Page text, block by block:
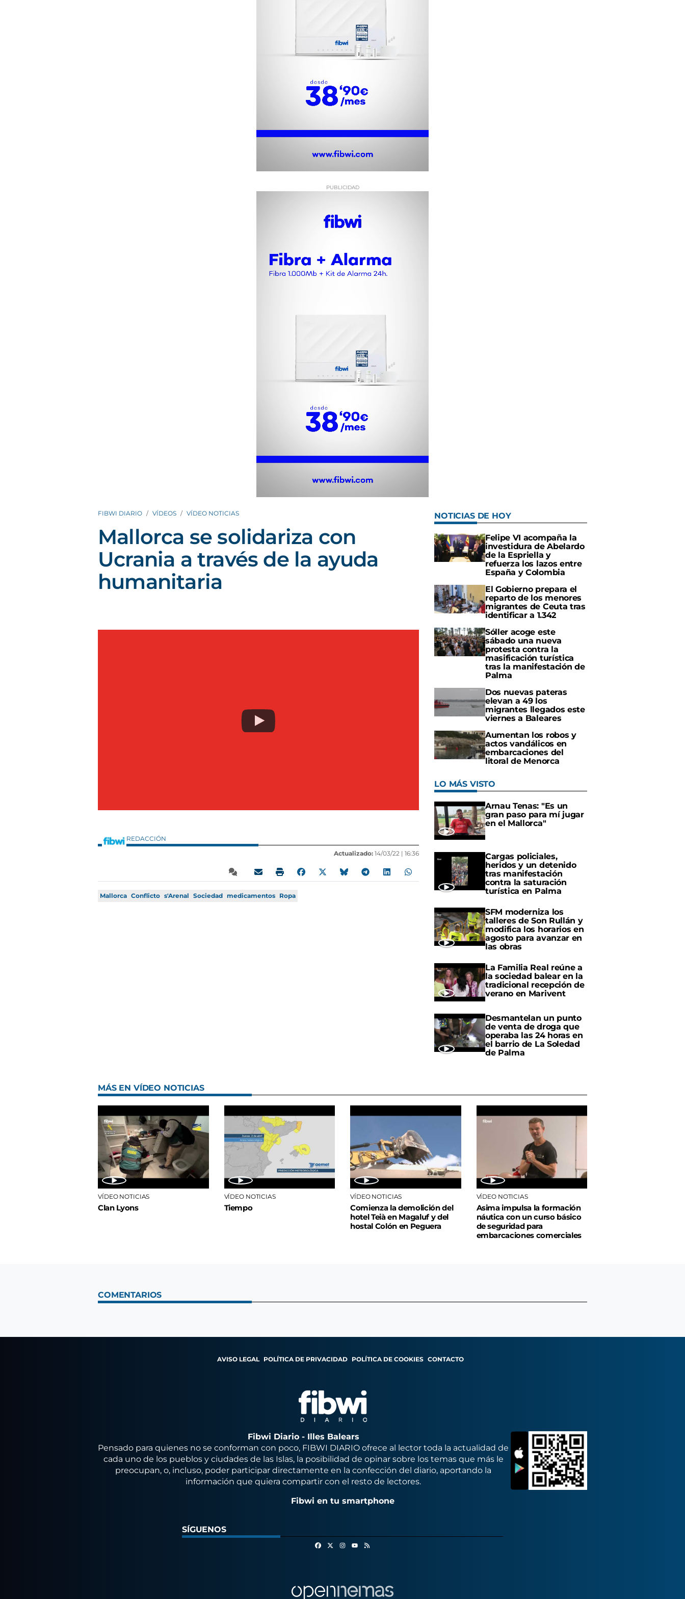
FIBWI DIARIO VÍDEOS VÍDEO NOTICIAS
Mallorca se solidariza con
Ucrania a través de la ayuda
humanitaria
REDACCIÓN
Actualizado: 14/03/22 | 16:36
Mallorca Conflicto s'Arenal Sociedad medicamentos Ropa
NOTICIAS DE HOY
Felipe VI acompaña la
investidura de Abelardo
de la Espriella y
refuerza los lazos entre
España y Colombia
El Gobierno prepara el
reparto de los menores
migrantes de Ceuta tras
identificar a 1.342
Sóller acoge este
sábado una nueva
protesta contra la
masificación turística
tras la manifestación de
Palma
Dos nuevas pateras
elevan a 49 los
migrantes llegados este
viernes a Baleares
Aumentan los robos y
actos vandálicos en
embarcaciones del
litoral de Menorca
LO MÁS VISTO
Arnau Tenas: "Es un
gran paso para mí jugar
en el Mallorca"
Cargas policiales,
heridos y un detenido
tras manifestación
contra la saturación
turística en Palma
SFM moderniza los
talleres de Son Rullán y
modifica los horarios en
agosto para avanzar en
las obras
La Familia Real reúne a
la sociedad balear en la
tradicional recepción de
verano en Marivent
Desmantelan un punto
de venta de droga que
operaba las 24 horas en
el barrio de La Soledad
de Palma
MÁS EN VÍDEO NOTICIAS
VÍDEO NOTICIAS
Clan Lyons
VÍDEO NOTICIAS
Tiempo
VÍDEO NOTICIAS
Comienza la demolición del
hotel Teià en Magaluf y del
hostal Colón en Peguera
VÍDEO NOTICIAS
Asima impulsa la formación
náutica con un curso básico
de seguridad para
embarcaciones comerciales
COMENTARIOS
AVISO LEGAL POLÍTICA DE PRIVACIDAD POLÍTICA DE COOKIES CONTACTO
Fibwi Diario - Illes Balears
Pensado para quienes no se conforman con poco, FIBWI DIARIO ofrece al lector toda la actualidad de
cada uno de los pueblos y ciudades de las Islas, la posibilidad de opinar sobre los temas que más le
preocupan, o, incluso, poder participar directamente en la confección del diario, aportando la
información que quiera compartir con el resto de lectores.
Fibwi en tu smartphone
SÍGUENOS
FacebookInstagram